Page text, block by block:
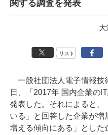
関する調査を発表
大
リスト
一般社団法人電子情報技
日、「2017年 国内企業の
発表した。それによると、
いる」と回答した企業が
増える傾向にある」とし